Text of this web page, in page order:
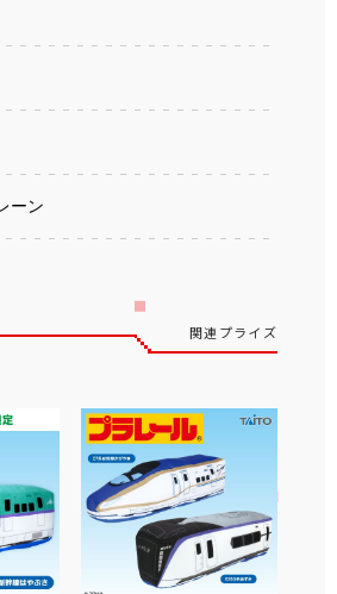
ーン
関連プライズ